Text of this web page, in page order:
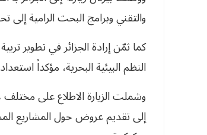
والتقني وبرامج البحث الرامية
كما ثمّن إرادة الجزائر في تطوير
النظم البيئية البحرية، مؤكداً
وشملت الزيارة الاطلاع على
إلى تقديم عروض حول المشاريع